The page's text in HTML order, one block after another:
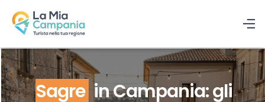
Sagre in Campania: gli